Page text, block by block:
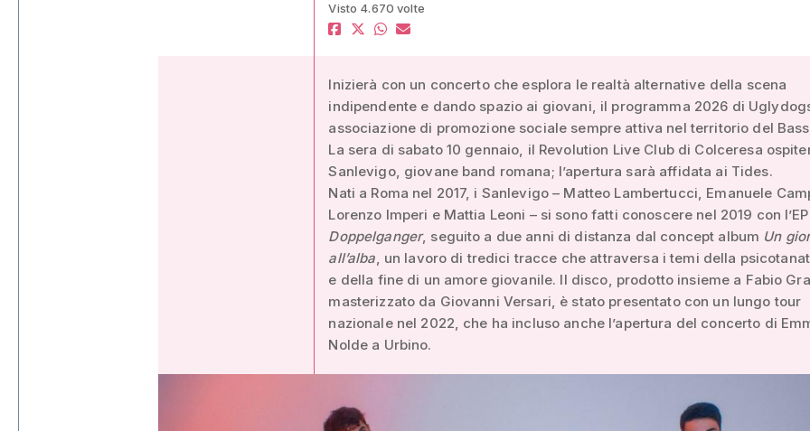
Visto 4.670 volte
Inizierà con un concerto che esplora le realtà alternative della scena
indipendente e dando spazio ai giovani, il programma 2026 di
associazione di promozione sociale sempre attiva nel territorio del
La sera di sabato 10 gennaio, il Revolution Live Club di Colceresa
Sanlevigo, giovane band romana; l’apertura sarà affidata ai Tides.
Nati a Roma nel 2017, i Sanlevigo – Matteo Lambertucci, Emanuele
Lorenzo Imperi e Mattia Leoni – si sono fatti conoscere nel 2019 con l’EP
Doppelganger, seguito a due anni di distanza dal concept album Un
all’alba, un lavoro di tredici tracce che attraversa i temi della
e della fine di un amore giovanile. Il disco, prodotto insieme a Fabio
masterizzato da Giovanni Versari, è stato presentato con un lungo tour
nazionale nel 2022, che ha incluso anche l’apertura del concerto di
Nolde a Urbino.